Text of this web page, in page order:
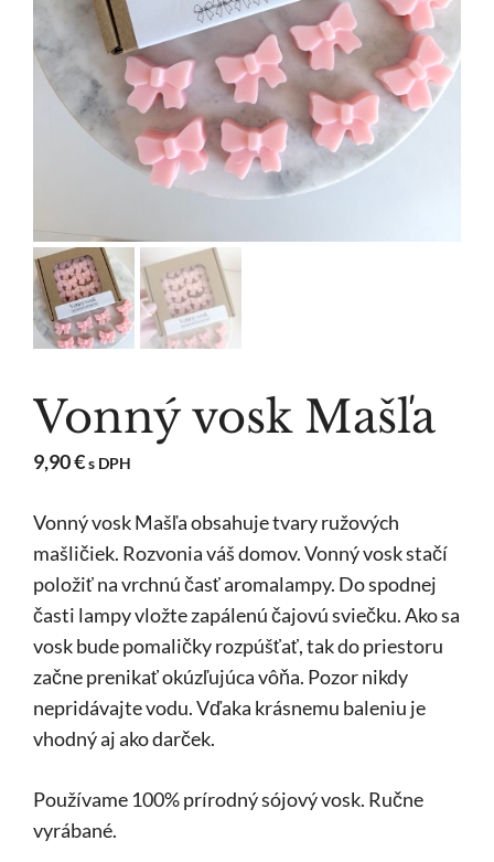
Vonný vosk Mašľa
9,90€s DPH
Vonný vosk Mašľa obsahuje tvary ružových
mašličiek. Rozvonia váš domov. Vonný vosk stačí
položiť na vrchnú časť aromalampy. Do spodnej
časti lampy vložte zapálenú čajovú sviečku. Ako sa
vosk bude pomaličky rozpúšťať, tak do priestoru
začne prenikať okúzľujúca vôňa. Pozor nikdy
nepridávajte vodu. Vďaka krásnemu baleniu je
vhodný aj ako darček.
Používame 100% prírodný sójový vosk. Ručne
vyrábané.